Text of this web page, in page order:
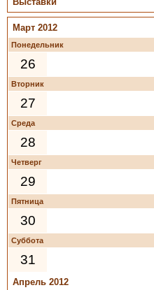
Март 2012
Понедельник
26
Вторник
27
Среда
28
Четверг
29
Пятница
30
Суббота
31
Апрель 2012